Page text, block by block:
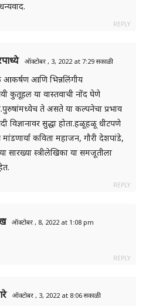
REPLY
ऑक्टोबर , 3, 2022 at 7:29 सकाळी
आणि भिन्नलिंगीय
कुतूहल या वास्तवाची नोंद घेणे
ते असते या कल्पनेचा प्रभाव
विज्ञानावर सुद्धा होता.हळूहळू धीटपणे
कविता महाजन, गौरी देशपांडे,
सारख्या स्त्रीलेखिका या समजूतीला
REPLY
ऑक्टोबर , 8, 2022 at 1:08 pm
REPLY
ऑक्टोबर , 3, 2022 at 8:06 सकाळी